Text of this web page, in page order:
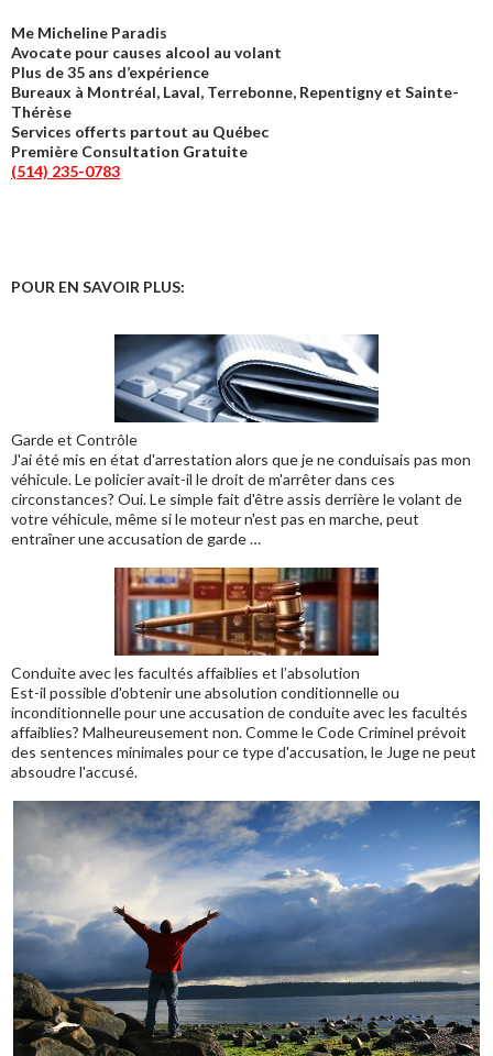
Me Micheline Paradis
Avocate pour causes alcool au volant
Plus de 35 ans d’expérience
Bureaux à Montréal, Laval, Terrebonne, Repentigny et Sainte-
Thérèse
Services offerts partout au Québec
Première Consultation Gratuite
(514) 235-0783
POUR EN SAVOIR PLUS:
Garde et Contrôle
J'ai été mis en état d'arrestation alors que je ne conduisais pas mon
véhicule. Le policier avait-il le droit de m'arrêter dans ces
circonstances? Oui. Le simple fait d'être assis derrière le volant de
votre véhicule, même si le moteur n'est pas en marche, peut
entraîner une accusation de garde …
Conduite avec les facultés affaiblies et l’absolution
Est-il possible d'obtenir une absolution conditionnelle ou
inconditionnelle pour une accusation de conduite avec les facultés
affaiblies? Malheureusement non. Comme le Code Criminel prévoit
des sentences minimales pour ce type d'accusation, le Juge ne peut
absoudre l'accusé.